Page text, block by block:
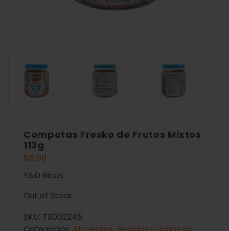
Compotas Fresko de Frutos Mixtos
113g
$0.90
Y&D Ricos
Out of Stock.
SKU: TS002245